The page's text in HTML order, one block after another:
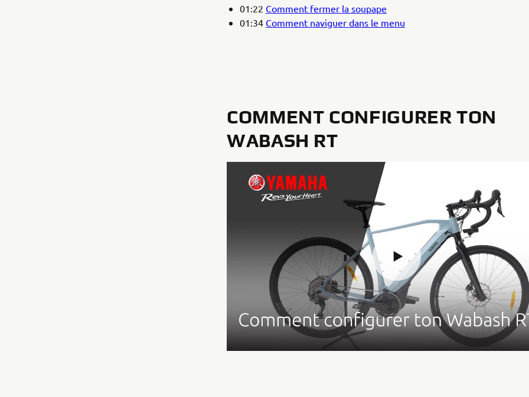
01:22 Comment fermer la soupape
01:34 Comment naviguer dans le menu
COMMENT CONFIGURER TON
WABASH RT